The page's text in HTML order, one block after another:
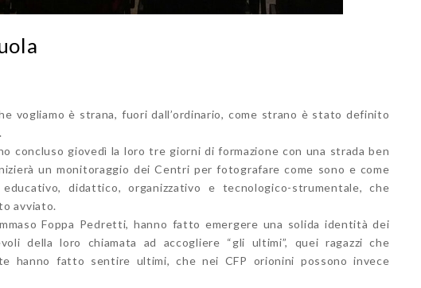
vogliamo è strana, fuori dall’ordinario, come strano è stato definito
concluso giovedì la loro tre giorni di formazione con una strada ben
un monitoraggio dei Centri per fotografare come sono e come
didattico, organizzativo e tecnologico-strumentale, che
avviato.
Foppa Pedretti, hanno fatto emergere una solida identità dei
della loro chiamata ad accogliere “gli ultimi”, quei ragazzi che
hanno fatto sentire ultimi, che nei CFP orionini possono invece